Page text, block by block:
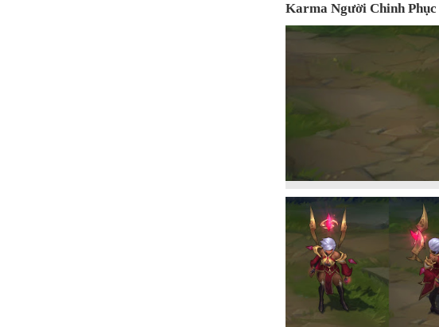
Karma Người Chinh Phục